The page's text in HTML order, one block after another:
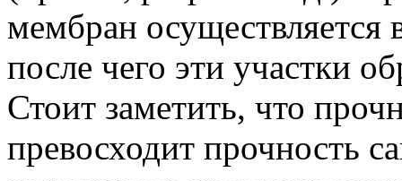
мембран осуществляется
после чего эти участки
Стоит заметить, что
превосходит прочность